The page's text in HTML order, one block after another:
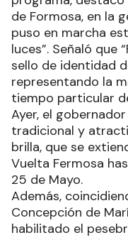
de Formosa, en la
puso en marcha
luces”. Señaló que
sello de identidad
representando la
tiempo particular
Ayer, el
tradicional y
brilla, que se
Vuelta Fermosa
25 de Mayo.
Además,
Concepción de
habilitado el